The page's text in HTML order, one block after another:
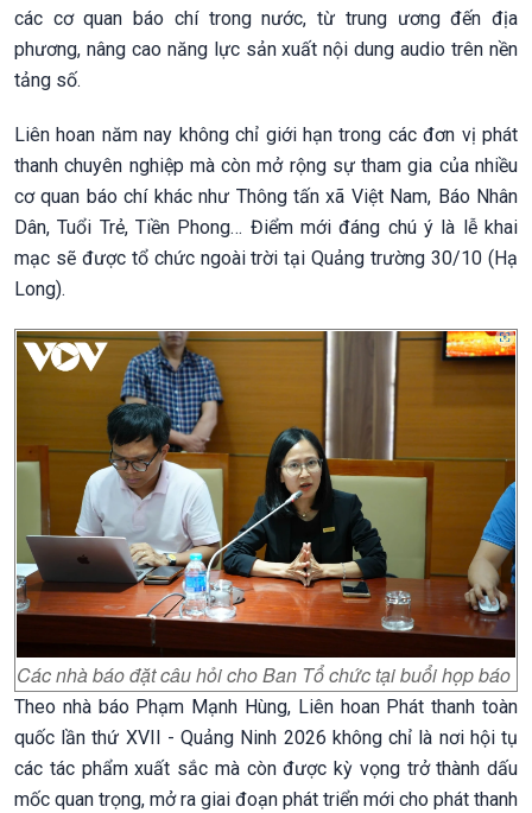
các cơ quan báo chí trong nước, từ trung ương đến địa
phương, nâng cao năng lực sản xuất nội dung audio trên nền
tảng số.
Liên hoan năm nay không chỉ giới hạn trong các đơn vị phát
thanh chuyên nghiệp mà còn mở rộng sự tham gia của nhiều
cơ quan báo chí khác như Thông tấn xã Việt Nam, Báo Nhân
Dân, Tuổi Trẻ, Tiền Phong… Điểm mới đáng chú ý là lễ khai
mạc sẽ được tổ chức ngoài trời tại Quảng trường 30/10 (Hạ
Long).
Các nhà báo đặt câu hỏi cho Ban Tổ chức tại buổi họp báo
Theo nhà báo Phạm Mạnh Hùng, Liên hoan Phát thanh toàn
quốc lần thứ XVII - Quảng Ninh 2026 không chỉ là nơi hội tụ
các tác phẩm xuất sắc mà còn được kỳ vọng trở thành dấu
mốc quan trọng, mở ra giai đoạn phát triển mới cho phát thanh